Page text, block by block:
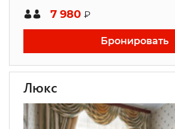
7 980 ₽
Бронировать
Люкс